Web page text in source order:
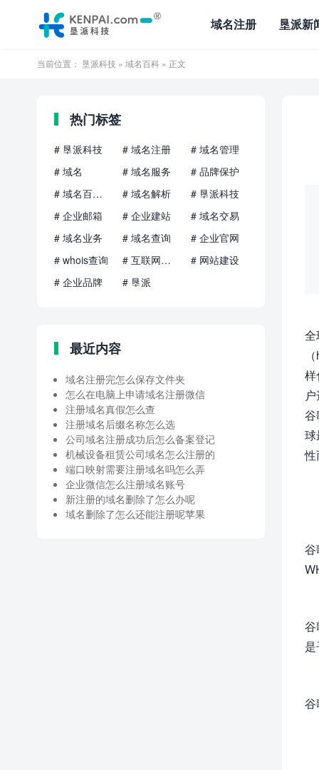
域名注册 垦派新
当前位置： 垦派科技 » 域名百科 » 正文
全
样
谷
性
谷
热门标签
# 垦派科技 # 域名注册
# 域名管理
# 域名
# 域名服务
# 品牌保护
# 域名百科知识
# 域名解析
# 垦派科技
# 企业邮箱
# 企业建站
# 域名交易
# 域名业务
# 域名查询
# 企业官网
# whois查询
# 互联网品牌
# 网站建设
# 企业品牌
# 垦派
最近内容
域名注册完怎么保存文件夹
怎么在电脑上申请域名注册微信
注册域名真假怎么查
注册域名后缀名称怎么选
公司域名注册成功后怎么备案登记
机械设备租赁公司域名怎么注册的
端口映射需要注册域名吗怎么弄
企业微信怎么注册域名账号
新注册的域名删除了怎么办呢
域名删除了怎么还能注册呢苹果